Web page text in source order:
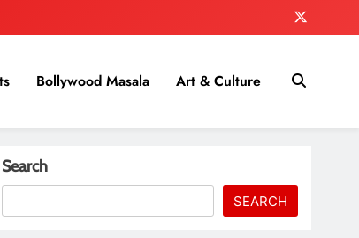
Bollywood Masala Art & Culture
Search
SEARCH